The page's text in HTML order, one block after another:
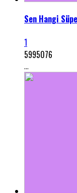
Sen Hangi
1
5995076
...